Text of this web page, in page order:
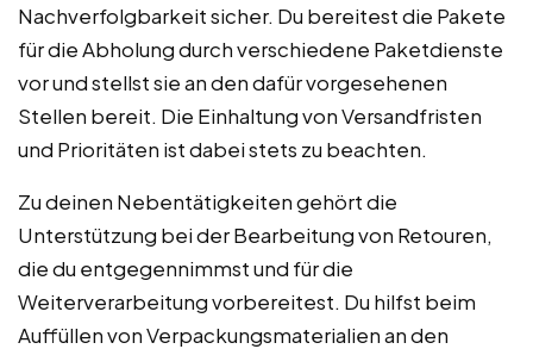
Nachverfolgbarkeit sicher. Du bereitest die Pakete
für die Abholung durch verschiedene Paketdienste
vor und stellst sie an den dafür vorgesehenen
Stellen bereit. Die Einhaltung von Versandfristen
und Prioritäten ist dabei stets zu beachten.
Zu deinen Nebentätigkeiten gehört die
Unterstützung bei der Bearbeitung von Retouren,
die du entgegennimmst und für die
Weiterverarbeitung vorbereitest. Du hilfst beim
Auffüllen von Verpackungsmaterialien an den